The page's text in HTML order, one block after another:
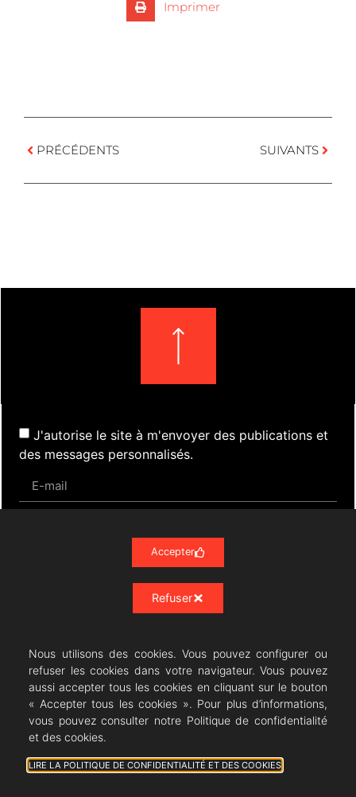
Imprimer
PRÉCÉDENTS SUIVANTS
J'autorise le site à m'envoyer des publications et
des messages personnalisés.
Évènements Presse
Contact
Mentions Légales
Résonances Lyriques - 07/23 -
07/08/2026 © All rights Reserved. GEMEA Interactive
Nous utilisons des cookies. Vous pouvez configurer ou
refuser les cookies dans votre navigateur. Vous pouvez
aussi accepter tous les cookies en cliquant sur le bouton
« Accepter tous les cookies ». Pour plus d’informations,
vous pouvez consulter notre Politique de confidentialité
et des cookies.
LIRE LA POLITIQUE DE CONFIDENTIALITÉ ET DES COOKIES
Accepter
Refuser